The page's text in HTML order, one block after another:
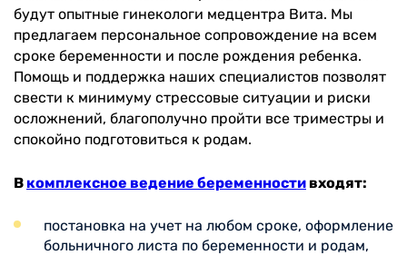
будут опытные гинекологи медцентра Вита. Мы
предлагаем персональное сопровождение на всем
сроке беременности и после рождения ребенка.
Помощь и поддержка наших специалистов позволят
свести к минимуму стрессовые ситуации и риски
осложнений, благополучно пройти все триместры и
спокойно подготовиться к родам.
В комплексное ведение беременности входят:
постановка на учет на любом сроке, оформление
больничного листа по беременности и родам,